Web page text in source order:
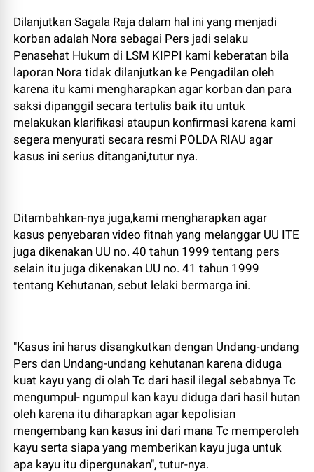
Dilanjutkan Sagala Raja dalam hal ini yang menjadi
korban adalah Nora sebagai Pers jadi selaku
Penasehat Hukum di LSM KIPPI kami keberatan bila
laporan Nora tidak dilanjutkan ke Pengadilan oleh
karena itu kami mengharapkan agar korban dan para
saksi dipanggil secara tertulis baik itu untuk
melakukan klarifikasi ataupun konfirmasi karena kami
segera menyurati secara resmi POLDA RIAU agar
kasus ini serius ditangani,tutur nya.
Ditambahkan-nya juga,kami mengharapkan agar
kasus penyebaran video fitnah yang melanggar UU ITE
juga dikenakan UU no. 40 tahun 1999 tentang pers
selain itu juga dikenakan UU no. 41 tahun 1999
tentang Kehutanan, sebut lelaki bermarga ini.
"Kasus ini harus disangkutkan dengan Undang-undang
Pers dan Undang-undang kehutanan karena diduga
kuat kayu yang di olah Tc dari hasil ilegal sebabnya Tc
mengumpul- ngumpul kan kayu diduga dari hasil hutan
oleh karena itu diharapkan agar kepolisian
mengembang kan kasus ini dari mana Tc memperoleh
kayu serta siapa yang memberikan kayu juga untuk
apa kayu itu dipergunakan", tutur-nya.